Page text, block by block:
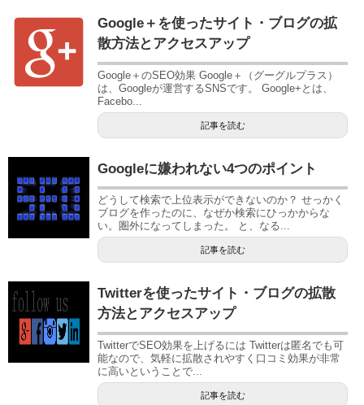
Google＋を使ったサイト・ブログの拡
散方法とアクセスアップ
Google＋のSEO効果 Google＋（グーグルプラス）
は、Googleが運営するSNSです。 Google+とは、
Facebo...
記事を読む
Googleに嫌われない4つのポイント
どうして検索で上位表示ができないのか？ せっかく
ブログを作ったのに、なぜか検索にひっかからな
い。圏外になってしまった。 と、なる...
記事を読む
Twitterを使ったサイト・ブログの拡散
方法とアクセスアップ
TwitterでSEO効果を上げるには Twitterは匿名でも可
能なので、気軽に拡散されやすく口コミ効果が非常
に高いということで...
記事を読む